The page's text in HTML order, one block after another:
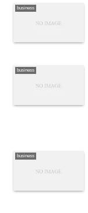
business
business
business